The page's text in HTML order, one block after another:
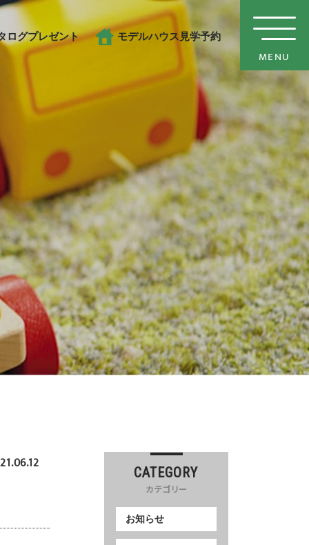
MENU
ログプレゼント モデルハウス見学予約
CATEGORY
カテゴリー
お知らせ